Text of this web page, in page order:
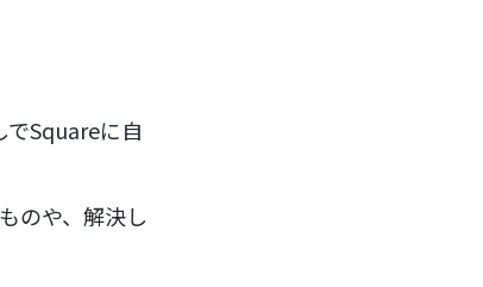
Squareに自
のや、解決し